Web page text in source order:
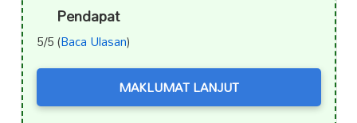
Pendapat
5/5 (Baca Ulasan)
MAKLUMAT LANJUT